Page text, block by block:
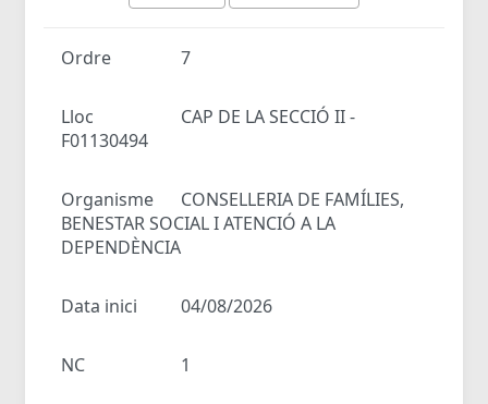
Ordre 7
Lloc
CAP DE LA SECCIÓ II -
F01130494
Organisme
CONSELLERIA DE FAMÍLIES,
BENESTAR SOCIAL I ATENCIÓ A LA
DEPENDÈNCIA
Data inici 04/08/2026
NC 1